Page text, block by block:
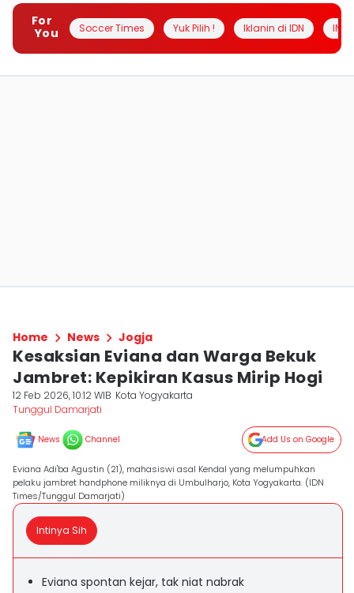
For
You
Soccer Times Yuk Pilih ! Iklanin di IDN
Home News Jogja
Kesaksian Eviana dan Warga Bekuk
Jambret: Kepikiran Kasus Mirip Hogi
12 Feb 2026, 10:12 WIB Kota Yogyakarta
Tunggul Damarjati
News Channel Add Us on Google
Eviana Adi'ba Agustin (21), mahasiswi asal Kendal yang melumpuhkan
pelaku jambret handphone miliknya di Umbulharjo, Kota Yogyakarta. (IDN
Times/Tunggul Damarjati)
Intinya Sih
Eviana spontan kejar, tak niat nabrak